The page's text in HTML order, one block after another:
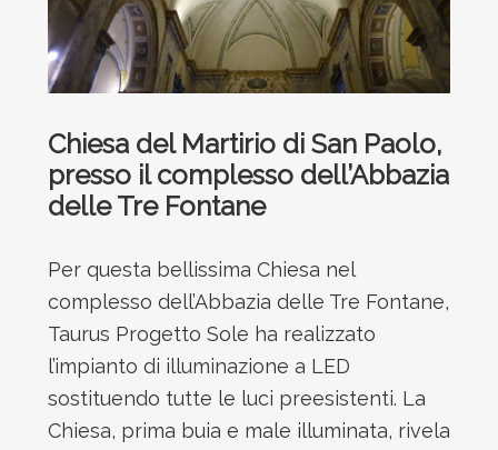
Chiesa del Martirio di San Paolo,
presso il complesso dell’Abbazia
delle Tre Fontane
Per questa bellissima Chiesa nel
complesso dell’Abbazia delle Tre Fontane,
Taurus Progetto Sole ha realizzato
l’impianto di illuminazione a LED
sostituendo tutte le luci preesistenti. La
Chiesa, prima buia e male illuminata, rivela